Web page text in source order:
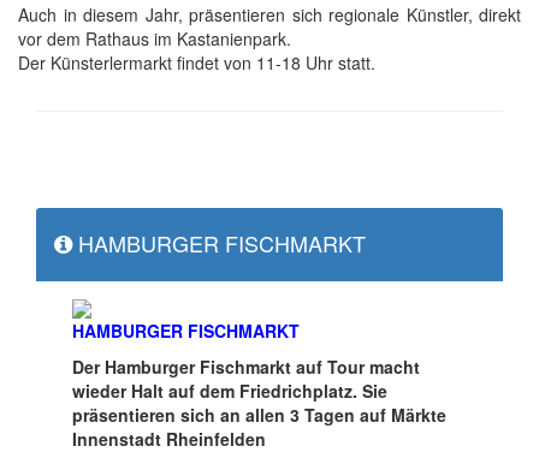
Auch in diesem Jahr, präsentieren sich regionale Künstler, direkt
vor dem Rathaus im Kastanienpark.
Der Künsterlermarkt findet von 11-18 Uhr statt.
HAMBURGER FISCHMARKT
HAMBURGER FISCHMARKT
Der Hamburger Fischmarkt auf Tour macht
wieder Halt auf dem Friedrichplatz. Sie
präsentieren sich an allen 3 Tagen auf Märkte
Innenstadt Rheinfelden